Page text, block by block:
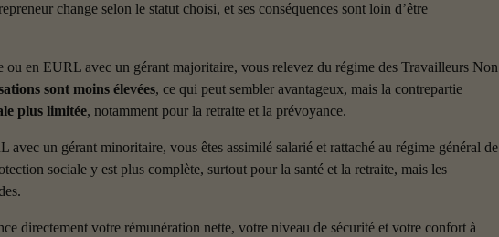
change selon le statut choisi, et ses conséquences sont loin d’être
ou en EURL avec un gérant majoritaire, vous relevez du régime des Travailleurs Non
sont moins élevées, ce qui peut sembler avantageux, mais la contrepartie
plus limitée, notamment pour la retraite et la prévoyance.
un gérant minoritaire, vous êtes assimilé salarié et rattaché au régime général de
sociale y est plus complète, surtout pour la santé et la retraite, mais les
directement votre rémunération nette, votre niveau de sécurité et votre confort à